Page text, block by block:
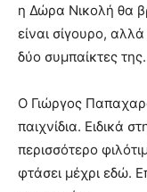
η Δώρα Νικολή θα
είναι σίγουρο,
δύο συμπαίκτες της.
Ο Γιώργος
παιχνίδια. Ειδικά
περισσότερο
φτάσει μέχρι εδώ.